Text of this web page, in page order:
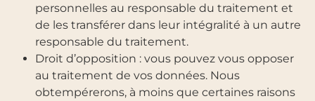
personnelles au responsable du traitement et
de les transférer dans leur intégralité à un autre
responsable du traitement.
Droit d’opposition : vous pouvez vous opposer
au traitement de vos données. Nous
obtempérerons, à moins que certaines raisons